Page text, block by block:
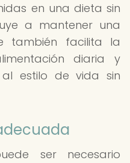
en una dieta sin
a mantener una
también facilita la
diaria y
estilo de vida sin
ser necesario